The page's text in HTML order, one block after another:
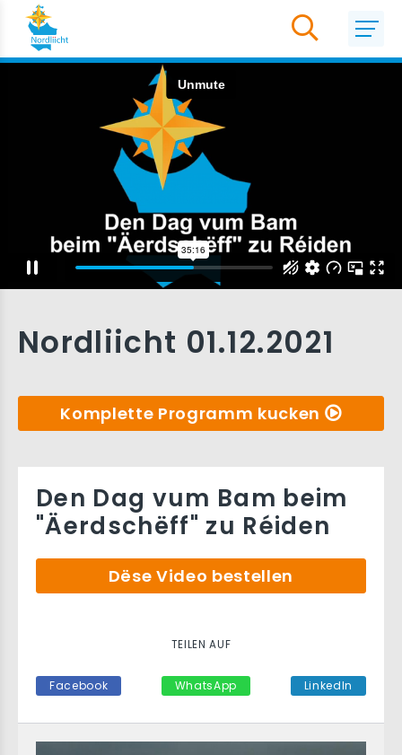
Nordliicht 01.12.2021
Komplette Programm kucken
Den Dag vum Bam beim
"Äerdschëff" zu Réiden
Dëse Video bestellen
TEILEN AUF
Facebook WhatsApp LinkedIn